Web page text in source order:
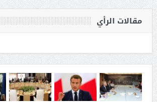
مقالات الرأي